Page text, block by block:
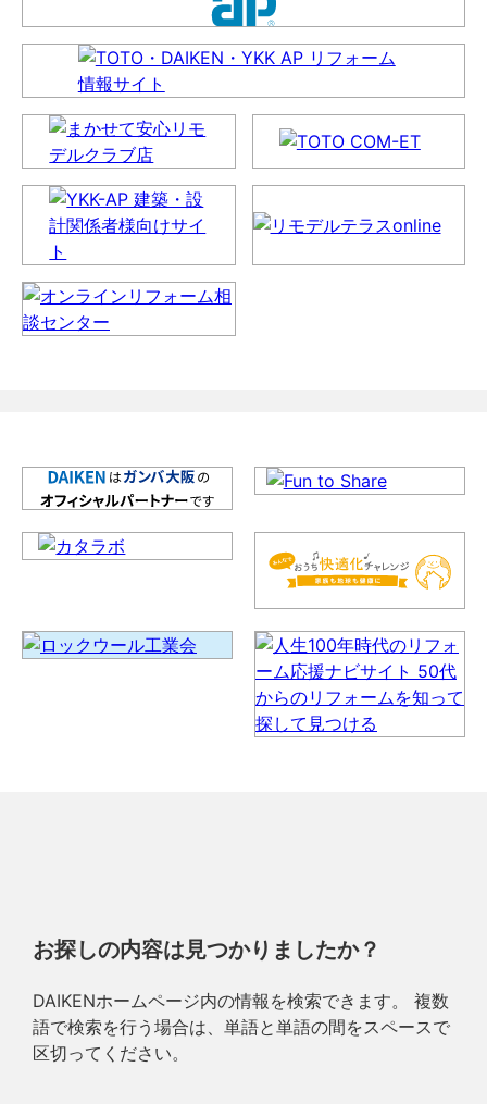
お探しの内容は見つかりましたか？
DAIKENホームページ内の情報を検索できます。 複数
語で検索を行う場合は、単語と単語の間をスペースで
区切ってください。